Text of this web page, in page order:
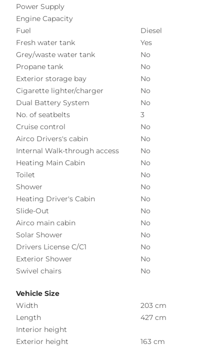
Power Supply
Engine Capacity
Fuel
Diesel
Fresh water tank
Yes
Grey/waste water tank
No
Propane tank
No
Exterior storage bay
No
Cigarette lighter/charger
No
Dual Battery System
No
No. of seatbelts
3
Cruise control
No
Airco Drivers's cabin
No
Internal Walk-through access
No
Heating Main Cabin
No
Toilet
No
Shower
No
Heating Driver's Cabin
No
Slide-Out
No
Airco main cabin
No
Solar Shower
No
Drivers License C/C1
No
Exterior Shower
No
Swivel chairs
No
Vehicle Size
Width
203 cm
Length
427 cm
Interior height
Exterior height
163 cm